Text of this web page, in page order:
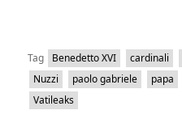
Tag Benedetto XVI cardinali
Nuzzi
paolo gabriele papa
Vatileaks